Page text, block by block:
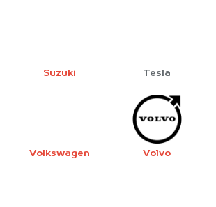
Suzuki Tesla
Volkswagen Volvo